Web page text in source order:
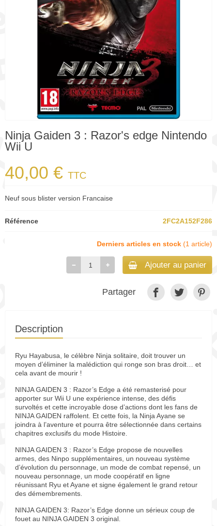
Ninja Gaiden 3 : Razor's edge Nintendo
Wii U
40,00 € TTC
Neuf sous blister version Francaise
Référence 2FC2A152F286
Derniers articles en stock (1 article)
Ajouter au panier
Partager
Description
Ryu Hayabusa, le célèbre Ninja solitaire, doit trouver un
moyen d’éliminer la malédiction qui ronge son bras droit… et
cela avant de mourir !
NINJA GAIDEN 3 : Razor’s Edge a été remasterisé pour
apporter sur Wii U une expérience intense, des défis
survoltés et cette incroyable dose d’actions dont les fans de
NINJA GAIDEN raffolent. Et cette fois, la Ninja Ayane se
joindra à l’aventure et pourra être sélectionnée dans certains
chapitres exclusifs du mode Histoire.
NINJA GAIDEN 3 : Razor’s Edge propose de nouvelles
armes, des Ninpo supplémentaires, un nouveau système
d’évolution du personnage, un mode de combat repensé, un
nouveau personnage, un mode coopératif en ligne
réunissant Ryu et Ayane et signe également le grand retour
des démembrements.
NINJA GAIDEN 3: Razor’s Edge donne un sérieux coup de
fouet au NINJA GAIDEN 3 original.